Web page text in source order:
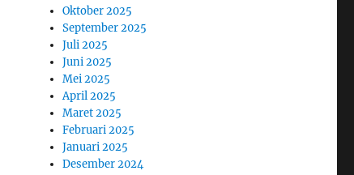
Oktober 2025
September 2025
Juli 2025
Juni 2025
Mei 2025
April 2025
Maret 2025
Februari 2025
Januari 2025
Desember 2024